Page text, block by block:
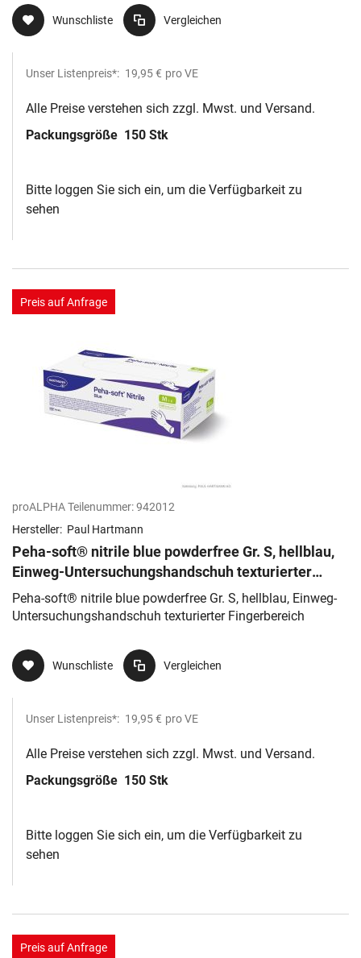
Wunschliste Vergleichen
Unser Listenpreis*: 19,95 € pro VE
Alle Preise verstehen sich zzgl. Mwst. und Versand.
Packungsgröße 150 Stk
Bitte loggen Sie sich ein, um die Verfügbarkeit zu
sehen
Preis auf Anfrage
proALPHA Teilenummer:942012
Hersteller: Paul Hartmann
Peha-soft® nitrile blue powderfree Gr. S, hellblau,
Einweg-Untersuchungshandschuh texturierter
Fingerbereich
Peha-soft® nitrile blue powderfree Gr. S, hellblau, Einweg-
Untersuchungshandschuh texturierter Fingerbereich
Wunschliste Vergleichen
Unser Listenpreis*: 19,95 € pro VE
Alle Preise verstehen sich zzgl. Mwst. und Versand.
Packungsgröße 150 Stk
Bitte loggen Sie sich ein, um die Verfügbarkeit zu
sehen
Preis auf Anfrage